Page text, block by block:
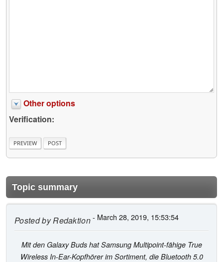
Other options
Verification:
Topic summary
Posted byRedaktion- March 28, 2019, 15:53:54
Mit den Galaxy Buds hat Samsung Multipoint-fähige True
Wireless In-Ear-Kopfhörer im Sortiment, die Bluetooth 5.0